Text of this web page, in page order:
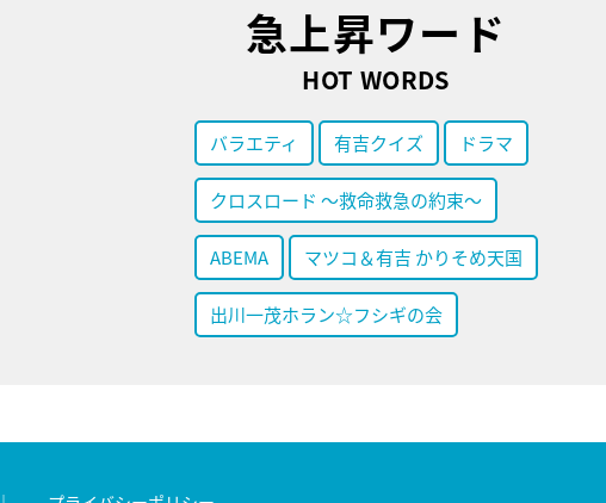
急上昇ワード
HOT WORDS
バラエティ 有吉クイズ ドラマ
クロスロード ～救命救急の約束～
ABEMA マツコ＆有吉 かりそめ天国
出川一茂ホラン☆フシギの会